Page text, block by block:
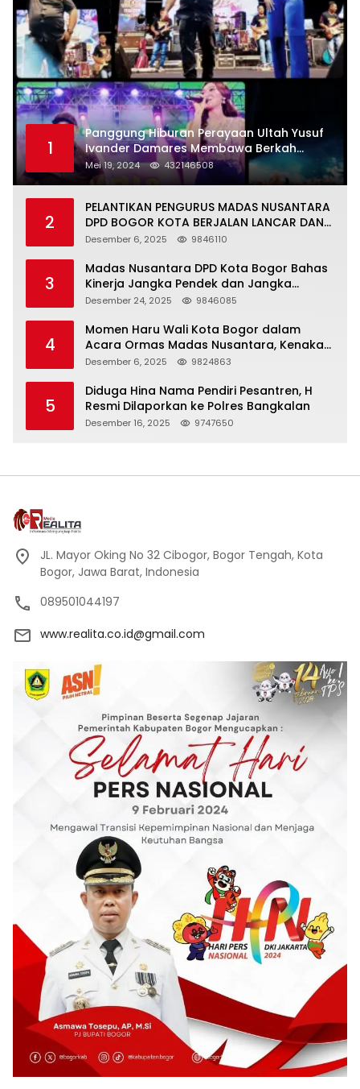
1
Panggung Hiburan Perayaan Ultah Yusuf
Ivander Damares Membawa Berkah
Warga Kejapanan
Mei 19, 2024 432146508
2
PELANTIKAN PENGURUS MADAS NUSANTARA
DPD BOGOR KOTA BERJALAN LANCAR DAN
KHIDMAT
Desember 6, 2025 9846110
3
Madas Nusantara DPD Kota Bogor Bahas
Kinerja Jangka Pendek dan Jangka
Panjang
Desember 24, 2025 9846085
4
Momen Haru Wali Kota Bogor dalam
Acara Ormas Madas Nusantara, Kenakan
Peci Hitam Tinggi sebagai Simbol
Desember 6, 2025 9824863
5
Diduga Hina Nama Pendiri Pesantren, H
Resmi Dilaporkan ke Polres Bangkalan
Desember 16, 2025 9747650
JL. Mayor Oking No 32 Cibogor, Bogor Tengah, Kota
Bogor, Jawa Barat, Indonesia
089501044197
www.realita.co.id@gmail.com